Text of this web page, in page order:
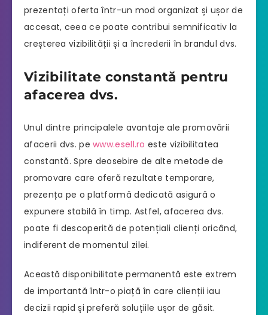
prezentați oferta într-un mod organizat și ușor de
accesat, ceea ce poate contribui semnificativ la
creșterea vizibilității și a încrederii în brandul dvs.
Vizibilitate constantă pentru
afacerea dvs.
Unul dintre principalele avantaje ale promovării
afacerii dvs. pewww.esell.ro este vizibilitatea
constantă. Spre deosebire de alte metode de
promovare care oferă rezultate temporare,
prezența pe o platformă dedicată asigură o
expunere stabilă în timp. Astfel, afacerea dvs.
poate fi descoperită de potențiali clienți oricând,
indiferent de momentul zilei.
Această disponibilitate permanentă este extrem
de importantă într-o piață în care clienții iau
decizii rapid și preferă soluțiile ușor de găsit.